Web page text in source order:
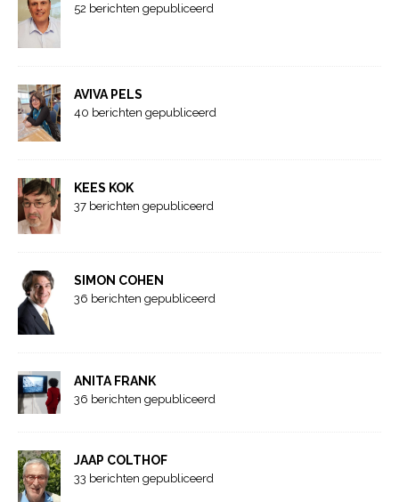
52 berichten gepubliceerd
AVIVA PELS
40 berichten gepubliceerd
KEES KOK
37 berichten gepubliceerd
SIMON COHEN
36 berichten gepubliceerd
ANITA FRANK
36 berichten gepubliceerd
JAAP COLTHOF
33 berichten gepubliceerd